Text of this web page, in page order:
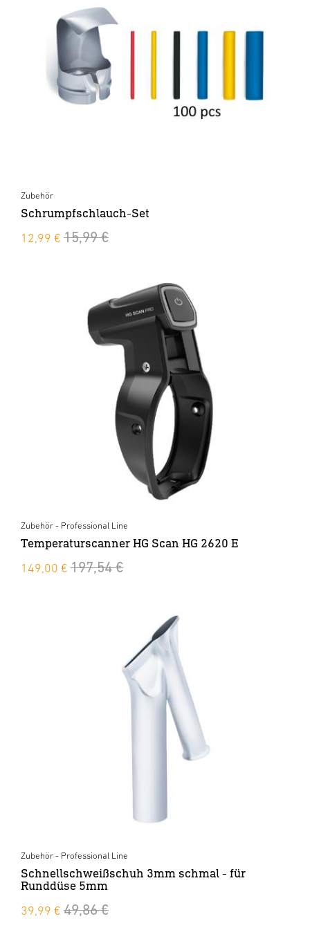
Zubehör
Schrumpfschlauch-Set
12,99 € 15,99 €
Zubehör - Professional Line
Temperaturscanner HG Scan HG 2620 E
149,00 € 197,54 €
Zubehör - Professional Line
Schnellschweißschuh 3mm schmal - für
Runddüse 5mm
39,99 € 49,86 €